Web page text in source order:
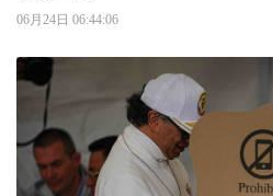
06月24日 06:44:06